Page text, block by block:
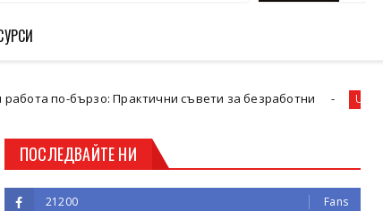
Практични съвети за безработни Uncategorized
ПОСЛЕДВАЙТЕ НИ
21200 Fans